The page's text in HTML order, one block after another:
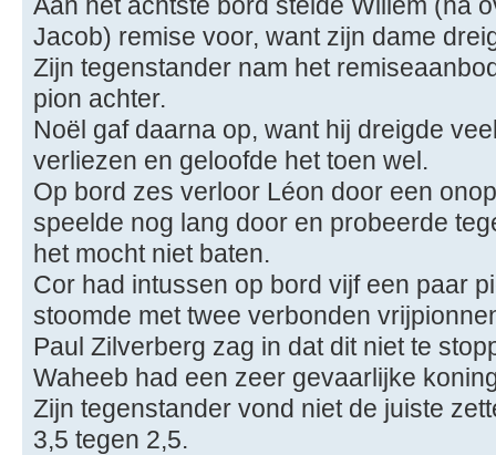
Jacob) remise voor, want zijn dame
Zijn tegenstander nam het
pion achter.
Noël gaf daarna op, want hij dreigde
verliezen en geloofde het toen wel.
Op bord zes verloor Léon door een
speelde nog lang door en probeerde
het mocht niet baten.
Cor had intussen op bord vijf een paar
stoomde met twee verbonden
Paul Zilverberg zag in dat dit niet te
Waheeb had een zeer gevaarlijke
Zijn tegenstander vond niet de juiste
3,5 tegen 2,5.